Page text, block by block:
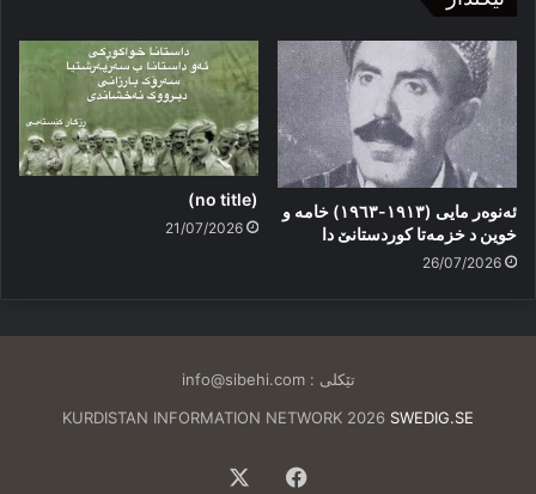
ئەنوەر مایی (١٩١٣-١٩٦٣) خامە و
خوین د خزمەتا کوردستانێ دا
26/07/2026
(no title)
21/07/2026
تێکلی :info@sibehi.com
KURDISTAN INFORMATION NETWORK 2026 SWEDIG.SE
Facebook